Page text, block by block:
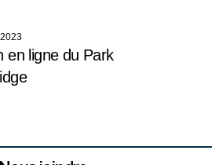
en ligne du Park